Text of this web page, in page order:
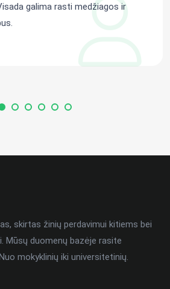
galima rasti medžiagos ir
skirtas žinių perdavimui kitiems bei
Mūsų duomenų bazėje rasite
mokyklinių iki universitetinių.